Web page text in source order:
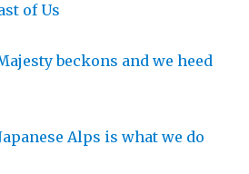
of Us
beckons and we heed
Alps is what we do